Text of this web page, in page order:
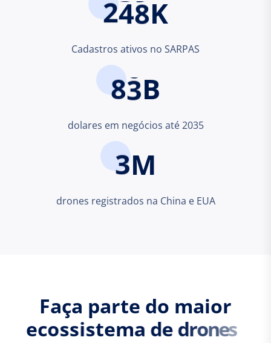
248K
Cadastros ativos no SARPAS
83B
dolares em negócios até 2035
3M
drones registrados na China e EUA
Faça parte do maior
ecossistema dedrones